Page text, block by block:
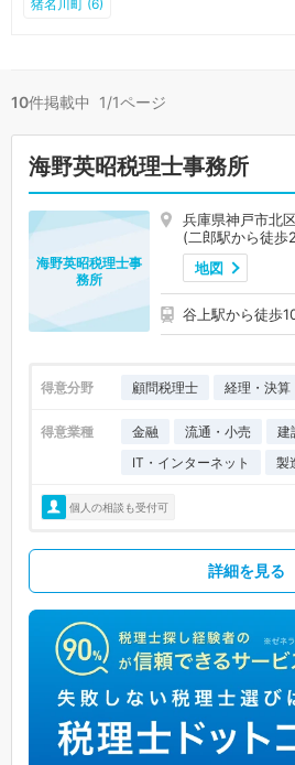
猪名川町 (6)
10件掲載中 1/1ページ
海野英昭税理士事務所
兵庫県神戸市北
(二郎駅から徒歩
地図
谷上駅から徒歩
海野英昭税理士事
務所
得意分野 顧問税理士 経理・決算
得意業種 金融 流通・小売
建
IT・インターネット
製
個人の相談も受付可
詳細を見る